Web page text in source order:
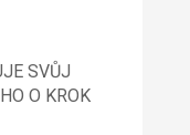
SVŮJ
O KROK